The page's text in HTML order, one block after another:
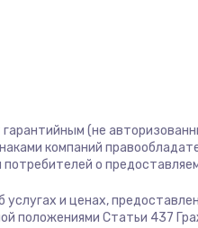
(не
компаний
о
и ценах,
положениями Статьи 437